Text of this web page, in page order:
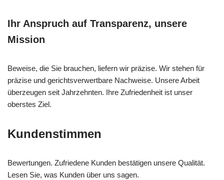
Ihr Anspruch auf Transparenz, unsere
Mission
Beweise, die Sie brauchen, liefern wir präzise. Wir stehen für
präzise und gerichtsverwertbare Nachweise. Unsere Arbeit
überzeugen seit Jahrzehnten. Ihre Zufriedenheit ist unser
oberstes Ziel.
Kundenstimmen
Bewertungen. Zufriedene Kunden bestätigen unsere Qualität.
Lesen Sie, was Kunden über uns sagen.